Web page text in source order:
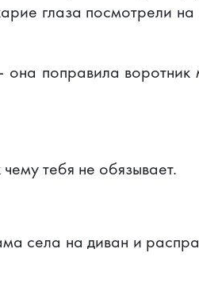
глаза посмотрели на
она поправила воротник
тебя не обязывает.
села на диван и